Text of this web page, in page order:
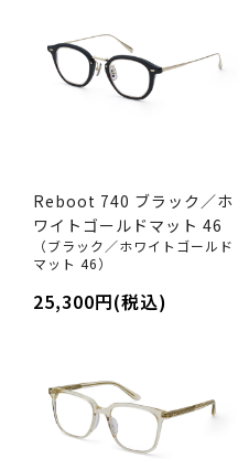
Reboot 740 ブラック／ホ
ワイトゴールドマット 46
（ブラック／ホワイトゴールド
マット 46）
25,300円(税込)